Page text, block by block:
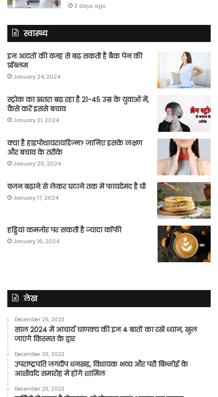
3 days ago
स्वास्थ्य
इन आदतों की वजह से बढ़ सकती है बैक पेन की
प्रॉब्लम
January 24, 2024
स्ट्रोक का खतरा बढ़ रहा है 21-45 उम्र के युवाओं में,
कैसे करें इससे बचाव
January 21, 2024
क्या है हाइपोथायरायडिज्म? जानिए इसके लक्षण
और बचाव के तरीके
January 20, 2024
वजन बढ़ाने से लेकर घटाने तक में फायदेमंद है घी
January 17, 2024
हड्डियां कमजोर पर सकती है ज्यादा कॉफी
January 16, 2024
लेख
December 26, 2023
साल 2024 में आचार्य चाणक्य की इन 4 बातों का रखें ध्यान, खुल
जाएंगे किस्मत के द्वार
December 26, 2023
उपराष्ट्रपति जगदीप धनखड़, विधायक भव्य और परी बिश्नोई के
आशीर्वाद समारोह में होंगे शामिल
December 26, 2023